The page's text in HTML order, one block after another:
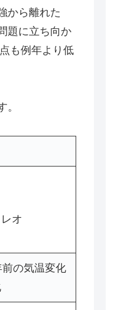
から離れた
題に立ち向か
も例年より低
オ
前の気温変化